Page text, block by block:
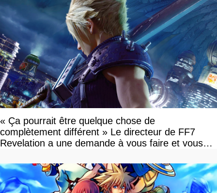
« Ça pourrait être quelque chose de
complètement différent » Le directeur de FF7
Revelation a une demande à vous faire et vous